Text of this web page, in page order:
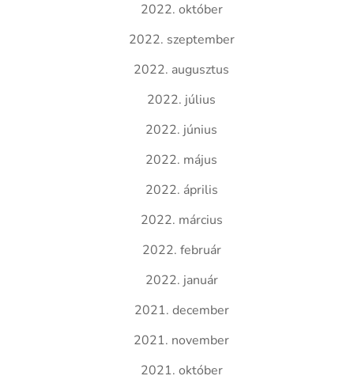
2022. október
2022. szeptember
2022. augusztus
2022. július
2022. június
2022. május
2022. április
2022. március
2022. február
2022. január
2021. december
2021. november
2021. október